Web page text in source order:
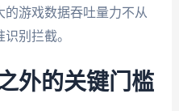
游戏数据吞吐量力不从
别拦截。
外的关键门槛